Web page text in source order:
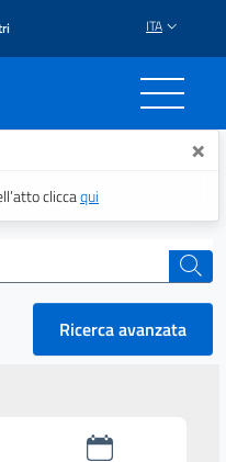
ITA
×
cliccaqui
cerca
Ricerca avanzata